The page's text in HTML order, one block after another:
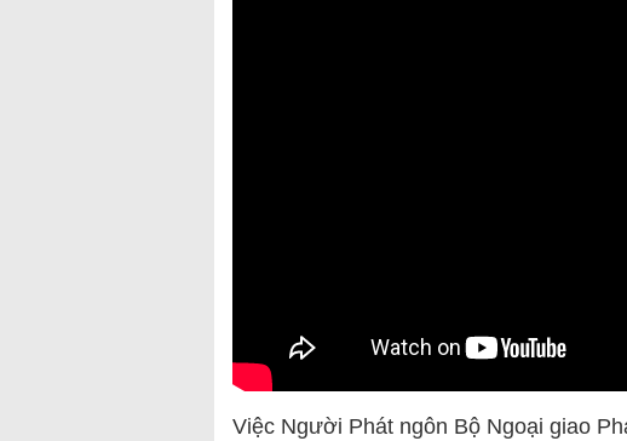
Việc Người Phát ngôn Bộ Ngoại giao